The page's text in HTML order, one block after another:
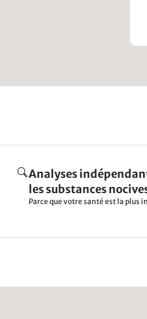
Analyses
les substances
Parce que votre santé est la plus